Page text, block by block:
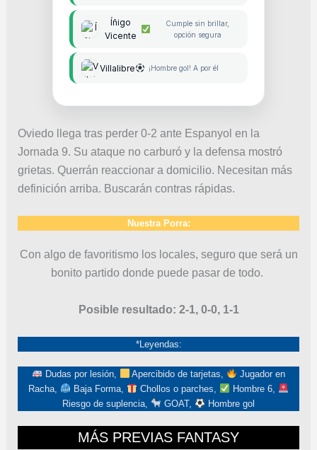
Íñigo
Vicente
Cumple sin brillar,
opción segura
Villalibre ¡Hombre gol! A por él
Oviedo llega tras perder 0-2 ante Espanyol en la
Jornada 9. Su ataque no carburó y la defensa mostró
grietas. Querrán reaccionar a domicilio. Necesitan más
definición arriba. Buscarán contras rápidas.
Nuestra Porra:
Con algo de favoritismo los locales, seguro que será un
bonito partido donde puede pasar de todo.
Posible resultado: 2-1, 0-0, 1-1
*Leyendas:
Dudas por lesión, Apercibido de tarjetas,
Jugador en
Racha,
Baja Forma, Chollos o parches,
Hombre 6,
Riesgo de suplencia,
GOAT, Hombre gol
MÁS PREVIAS FANTASY